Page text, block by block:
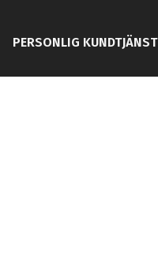
PERSONLIG KUNDTJÄNST